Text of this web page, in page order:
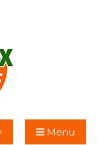
Menu